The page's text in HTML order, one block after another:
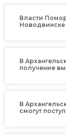
Власти
Новодвинске
В
получение
В
смогут